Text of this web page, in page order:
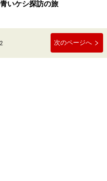
いケシ探訪の旅
次のページへ